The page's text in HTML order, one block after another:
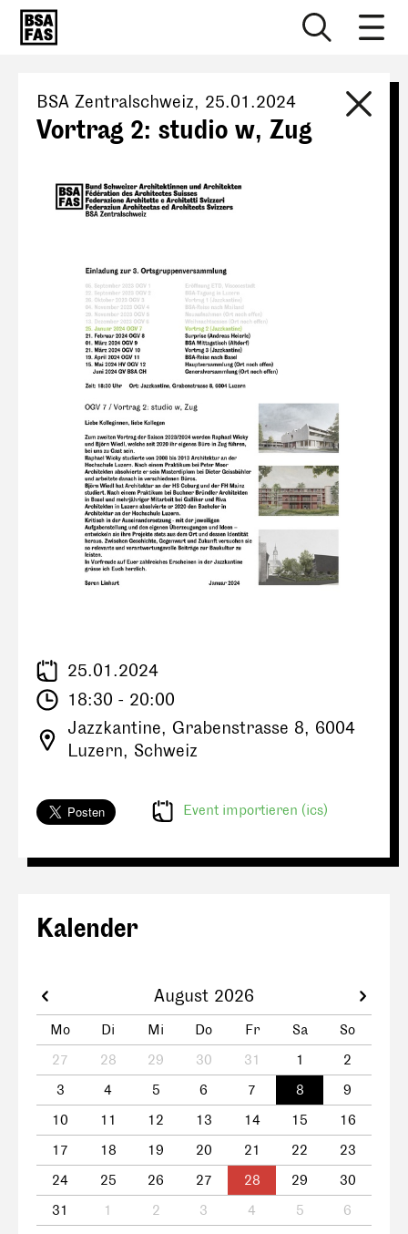
BSA Zentralschweiz, 25.01.2024
Vortrag 2: studio w, Zug
25.01.2024
18:30 - 20:00
Jazzkantine, Grabenstrasse 8, 6004
Luzern, Schweiz
Event importieren (ics)
Kalender
August 2026
Mo Di Mi Do Fr Sa
So
27
28 29 30 31 1
2
3
4 5 6 7 8
9
10
11 12 13 14 15
16
17
18 19 20 21 22
23
24
25 26 27 28 29
30
31
1 2 3 4 5 6